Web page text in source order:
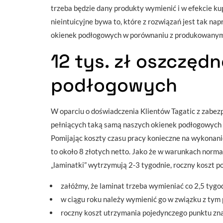
trzeba będzie dany produkty wymienić i w efekcie
nieintuicyjne bywa to, które z rozwiązań jest tak
okienek podłogowych w porównaniu z
12 tys. zł
podłogowych
W oparciu o doświadczenia Klientów Tagatic z
pełniących taką samą naszych okienek
Pomijając koszty czasu pracy konieczne na
to około 8 złotych netto. Jako że w warunkach
„laminatki” wytrzymują 2-3 tygodnie, roczny koszt
załóżmy, że laminat trzeba wymieniać co 2,5
w ciągu roku należy wymienić go w związku z tym
roczny koszt utrzymania pojedynczego punktu